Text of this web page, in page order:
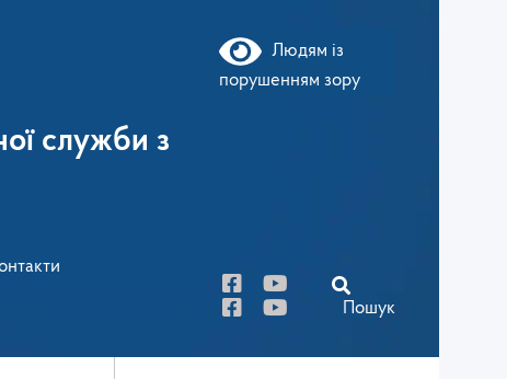
Людям із
порушенням зору
служби з
Пошук